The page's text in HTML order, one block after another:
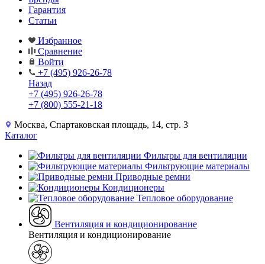
Гарантия
Статьи
Избранное
Сравнение
Войти
+7 (495) 926-26-78
Назад
+7 (495) 926-26-78
+7 (800) 555-21-18
Москва, Спартаковская площадь, 14, стр. 3
Каталог
Фильтры для вентиляции
Фильтрующие материалы
Приводные ремни
Кондиционеры
Тепловое оборудование
Вентиляция и кондиционирование
Вентиляция и кондиционирование